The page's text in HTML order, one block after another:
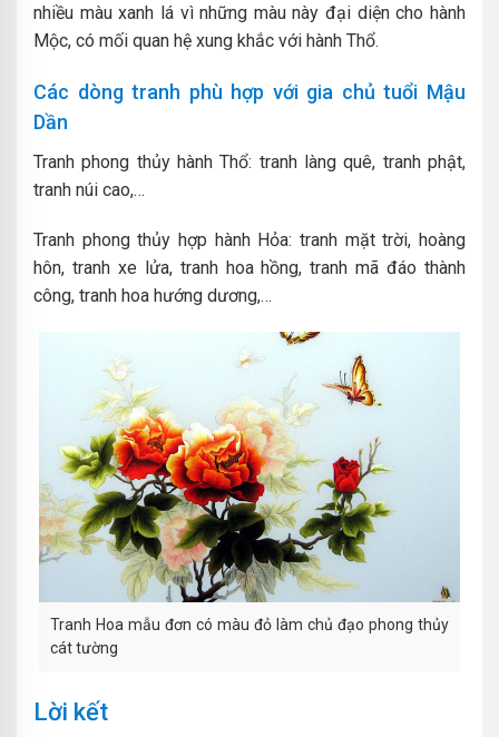
nhiều màu xanh lá vì những màu này đại diện cho hành
Mộc, có mối quan hệ xung khắc với hành Thổ.
Các dòng tranh phù hợp với gia chủ tuổi Mậu
Dần
Tranh phong thủy hành Thổ: tranh làng quê, tranh phật,
tranh núi cao,…
Tranh phong thủy hợp hành Hỏa: tranh mặt trời, hoàng
hôn, tranh xe lửa, tranh hoa hồng, tranh mã đáo thành
công, tranh hoa hướng dương,…
Tranh Hoa mẫu đơn có màu đỏ làm chủ đạo phong thủy
cát tường
Lời kết